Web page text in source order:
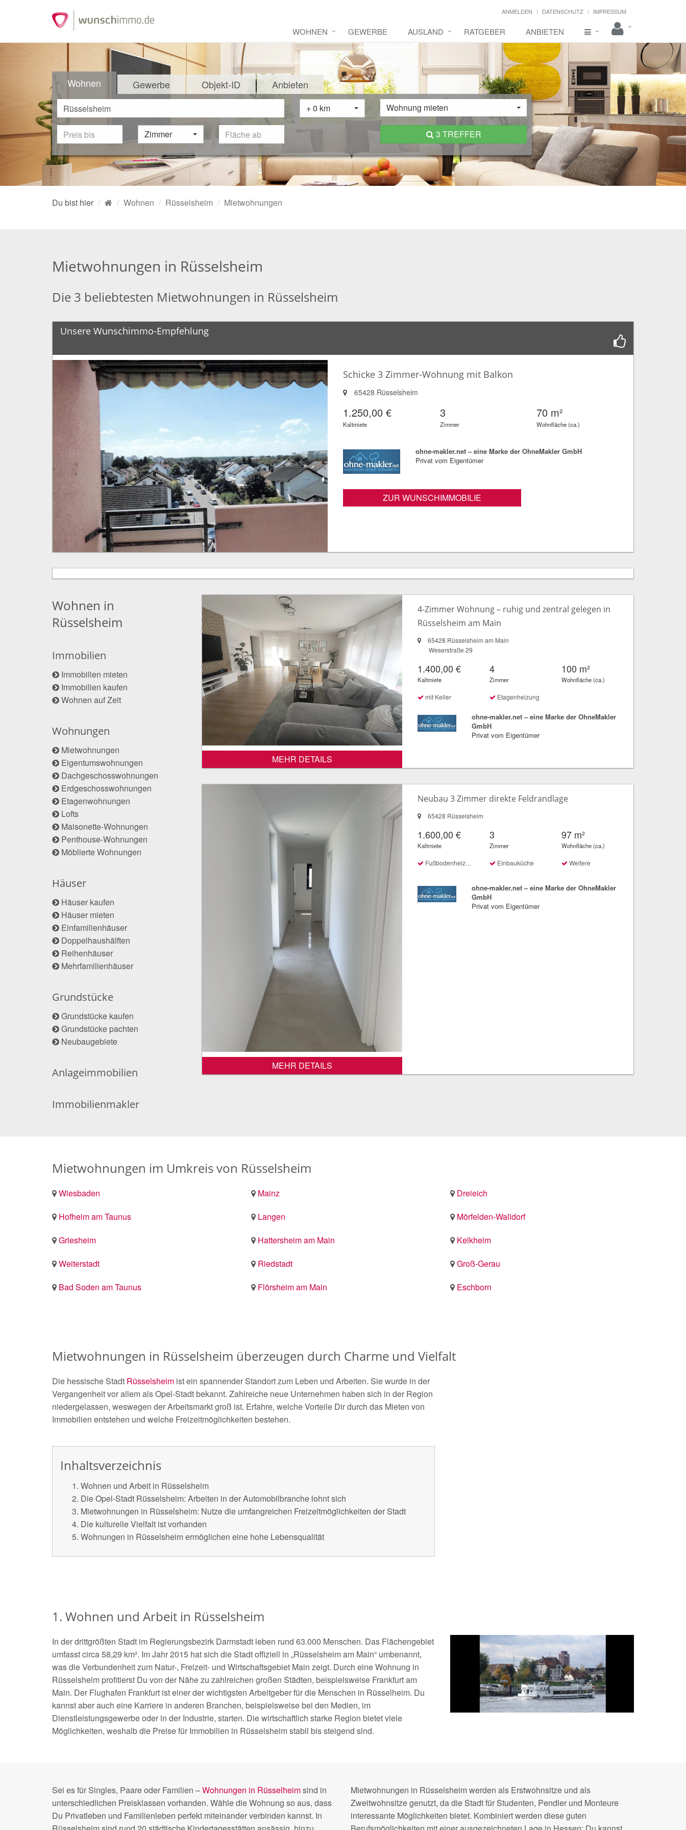
ANMELDEN DATENSCHUTZ IMPRESSUM
WOHNEN GEWERBE AUSLAND RATGEBER ANBIETEN
Wohnen Gewerbe Objekt-ID Anbieten
+ 0 km Wohnung mieten
Zimmer 3 TREFFER
Du bist hier Wohnen Rüsselsheim Mietwohnungen
Mietwohnungen in Rüsselsheim
Die 3 beliebtesten Mietwohnungen in Rüsselsheim
Unsere Wunschimmo-Empfehlung
Schicke 3 Zimmer-Wohnung mit Balkon
65428 Rüsselsheim
1.250,00 €
Kaltmiete
3
Zimmer
70 m²
Wohnfläche (ca.)
ohne-makler.net – eine Marke der OhneMakler GmbH
Privat vom Eigentümer
ZUR WUNSCHIMMOBILIE
Wohnen in
Rüsselsheim
Immobilien
Immobilien mieten
Immobilien kaufen
Wohnen auf Zeit
Wohnungen
Mietwohnungen
Eigentumswohnungen
Dachgeschosswohnungen
Erdgeschosswohnungen
Etagenwohnungen
Lofts
Maisonette-Wohnungen
Penthouse-Wohnungen
Möblierte Wohnungen
Häuser
Häuser kaufen
Häuser mieten
Einfamilienhäuser
Doppelhaushälften
Reihenhäuser
Mehrfamilienhäuser
Grundstücke
Grundstücke kaufen
Grundstücke pachten
Neubaugebiete
Anlageimmobilien
Immobilienmakler
MEHR DETAILS
4-Zimmer Wohnung – ruhig und zentral gelegen in
Rüsselsheim am Main
65428 Rüsselsheim am Main
Weserstraße 29
1.400,00 €
Kaltmiete
4
Zimmer
100 m²
Wohnfläche (ca.)
mit Keller Etagenheizung
ohne-makler.net – eine Marke der OhneMakler
GmbH
Privat vom Eigentümer
MEHR DETAILS
Neubau 3 Zimmer direkte Feldrandlage
65428 Rüsselsheim
1.600,00 €
Kaltmiete
3
Zimmer
97 m²
Wohnfläche (ca.)
Fußbodenheizung Einbauküche Weitere
ohne-makler.net – eine Marke der OhneMakler
GmbH
Privat vom Eigentümer
Mietwohnungen im Umkreis von Rüsselsheim
Wiesbaden Mainz
Dreieich
Hofheim am Taunus
Langen
Mörfelden-Walldorf
Griesheim
Hattersheim am Main
Kelkheim
Weiterstadt
Riedstadt
Groß-Gerau
Bad Soden am Taunus
Flörsheim am Main Eschborn
Mietwohnungen in Rüsselsheim überzeugen durch Charme und Vielfalt
Die hessische Stadt Rüsselsheim ist ein spannender Standort zum Leben und Arbeiten. Sie wurde in der
Vergangenheit vor allem als Opel-Stadt bekannt. Zahlreiche neue Unternehmen haben sich in der Region
niedergelassen, weswegen der Arbeitsmarkt groß ist. Erfahre, welche Vorteile Dir durch das Mieten von
Immobilien entstehen und welche Freizeitmöglichkeiten bestehen.
Inhaltsverzeichnis
Wohnen und Arbeit in Rüsselsheim
Die Opel-Stadt Rüsselsheim: Arbeiten in der Automobilbranche lohnt sich
Mietwohnungen in Rüsselsheim: Nutze die umfangreichen Freizeitmöglichkeiten der Stadt
Die kulturelle Vielfalt ist vorhanden
Wohnungen in Rüsselsheim ermöglichen eine hohe Lebensqualität
1. Wohnen und Arbeit in Rüsselsheim
In der drittgrößten Stadt im Regierungsbezirk Darmstadt leben rund 63.000 Menschen. Das Flächengebiet
umfasst circa 58,29 km². Im Jahr 2015 hat sich die Stadt offiziell in „Rüsselsheim am Main“ umbenannt,
was die Verbundenheit zum Natur-, Freizeit- und Wirtschaftsgebiet Main zeigt. Durch eine Wohnung in
Rüsselsheim profitierst Du von der Nähe zu zahlreichen großen Städten, beispielsweise Frankfurt am
Main. Der Flughafen Frankfurt ist einer der wichtigsten Arbeitgeber für die Menschen in Rüsselheim. Du
kannst aber auch eine Karriere in anderen Branchen, beispielsweise bei den Medien, im
Dienstleistungsgewerbe oder in der Industrie, starten. Die wirtschaftlich starke Region bietet viele
Möglichkeiten, weshalb die Preise für Immobilien in Rüsselsheim stabil bis steigend sind.
Sei es für Singles, Paare oder Familien –Wohnungen in Rüsselheimsind in
unterschiedlichen Preisklassen vorhanden. Wähle die Wohnung so aus, dass
Du Privatleben und Familienleben perfekt miteinander verbinden kannst. In
Mietwohnungen in Rüsselsheim werden als Erstwohnsitze und als
Zweitwohnsitze genutzt, da die Stadt für Studenten, Pendler und Monteure
interessante Möglichkeiten bietet. Kombiniert werden diese guten